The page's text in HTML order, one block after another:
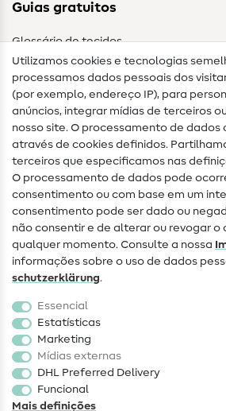
Guias gratuitos
Glossário de tecidos
Guias de costura
Ajuda e contacto
Contacto
Mudança de proprietário
Perguntas frequentes (FAQ)
Direito de cancelamento
Popular
Tecidos
Acessórios de costura
Promoção
Utilizamos cookies e tecnologias
processamos dados pessoais dos
(por exemplo, endereço IP), para
anúncios, integrar mídias de terceiros
nosso site. O processamento de dados
através de cookies definidos.
terceiros que especificamos nas
O processamento de dados pode
consentimento ou com base em um
consentimento pode ser dado ou
não consentir e de alterar ou revogar o
qualquer momento. Consulte a nossa
informações sobre o uso de dados
schutz­erklärung.
Essencial
Estatísticas
Marketing
Mídias externas
DHL Preferred Delivery
Funcional
Mais definições